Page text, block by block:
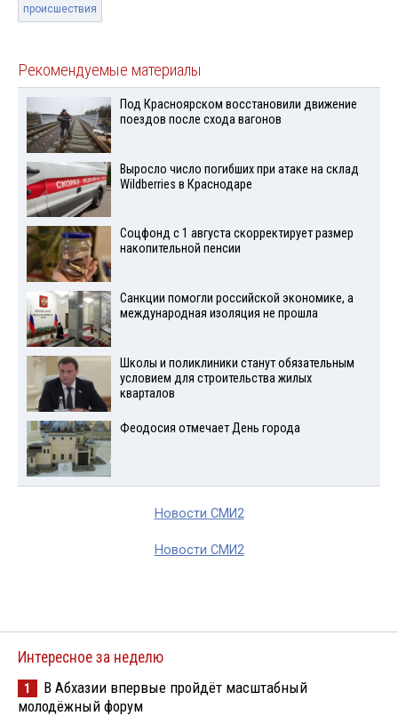
происшествия
Рекомендуемые материалы
Под Красноярском восстановили движение
поездов после схода вагонов
Выросло число погибших при атаке на склад
Wildberries в Краснодаре
Соцфонд с 1 августа скорректирует размер
накопительной пенсии
Санкции помогли российской экономике, а
международная изоляция не прошла
Школы и поликлиники станут обязательным
условием для строительства жилых
кварталов
Феодосия отмечает День города
Новости СМИ2
Новости СМИ2
Интересное за неделю
1
В Абхазии впервые пройдёт масштабный
молодёжный форум